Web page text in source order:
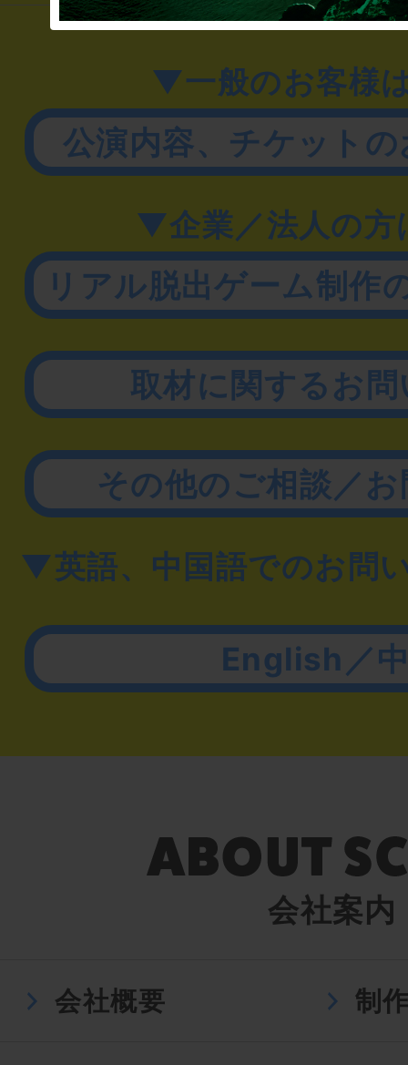
▼一般のお客様
公演内容、チケット
▼企業／法人の方
リアル脱出ゲーム制作
取材に関するお
その他のご相談／
▼英語、中国語でのお問
English／
会社案内
会社概要 制